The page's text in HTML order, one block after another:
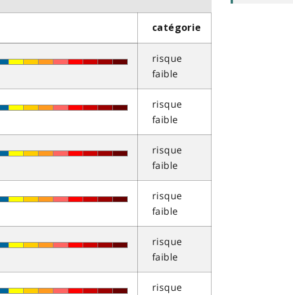
catégorie
risque
faible
risque
faible
risque
faible
risque
faible
risque
faible
risque